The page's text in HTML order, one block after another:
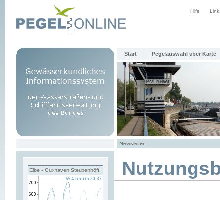
Hilfe
Start Pegelauswahl über Karte
Newsletter
Elbe - Cuxhaven Steubenhöft